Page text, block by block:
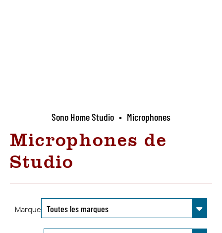
Sono Home Studio • Microphones
Microphones de
Studio
Marque